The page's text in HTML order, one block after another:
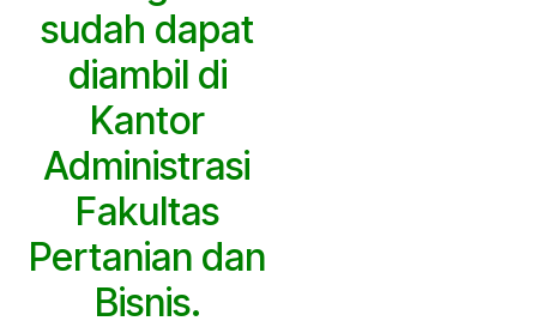
sudah dapat
diambil di
Kantor
Administrasi
Fakultas
Pertanian dan
Bisnis.